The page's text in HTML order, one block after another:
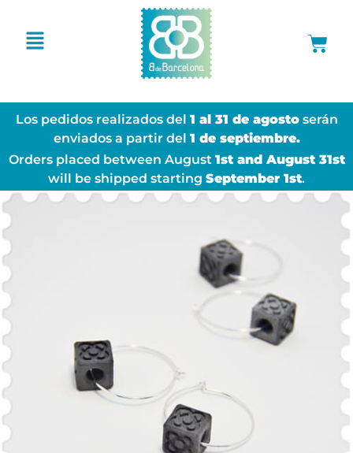
Los pedidos realizados del 1 al 31 de agostoserán
enviados a partir del 1 de septiembre.
Orders placed between August 1st and August 31st
will be shipped starting September 1st.